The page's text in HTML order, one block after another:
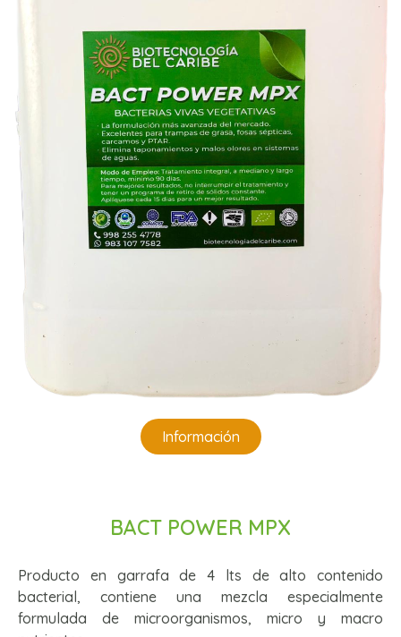
Información
BACT POWER MPX
Producto en garrafa de 4 lts de alto contenido
bacterial, contiene una mezcla especialmente
formulada de microorganismos, micro y macro